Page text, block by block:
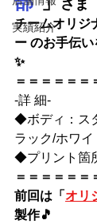
実績紹介
さま
チームオリジ
ー のお手伝
✨
＝＝＝＝＝＝
-詳 細-
◆ボディ：ス
ラック/ホワイ
◆プリント箇
＝＝＝＝＝＝
前回は「 オリ
製作🎵